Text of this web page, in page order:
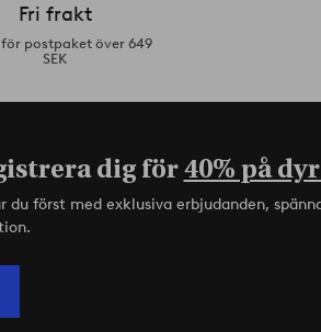
Fri frakt
postpaket över 649
SEK
dig för40% på
du först med exklusiva erbjudanden,